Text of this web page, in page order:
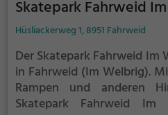
Skatepark Fahrweid
Hüsliackerweg 1, 8951 Fahrweid
Der Skatepark Fahrweid Im
in Fahrweid (Im Welbrig).
Rampen und anderen
Skatepark Fahrweid